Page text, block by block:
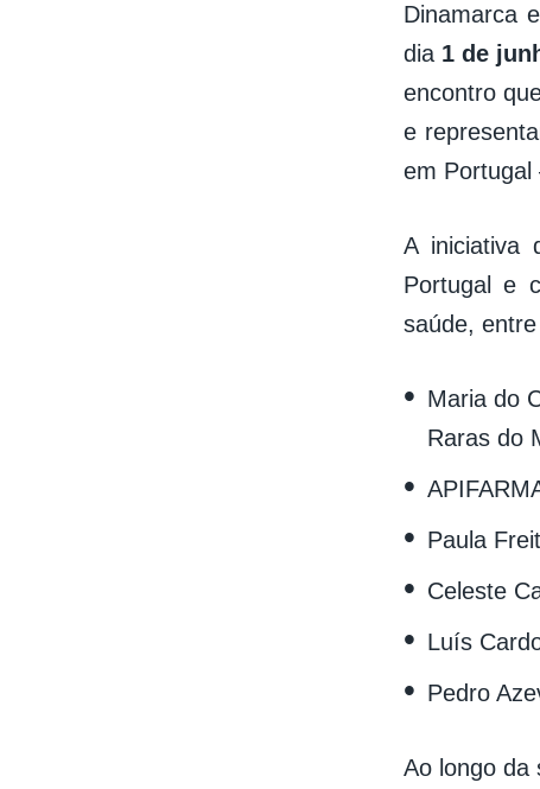
Dinamarca
dia 1 de
encontro
e
em Portugal
A iniciativa
Portugal e
saúde,
Maria do
Raras do
Paula
Celeste
Luís
Pedro
Ao longo da